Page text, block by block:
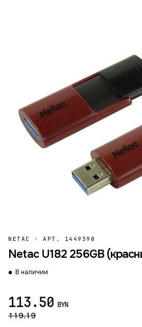
NETAC · АРТ. 1449390
Netac U182 256GB
В наличии
113.50 BYN
119.19